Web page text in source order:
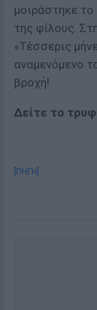
μοιράστηκε το
της φίλους.
«Τέσσερις
αναμενόμενο
βροχή!
Δείτε το
[ΠΗΓΗ]